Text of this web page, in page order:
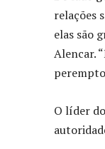
relações
elas são
Alencar.
O líder